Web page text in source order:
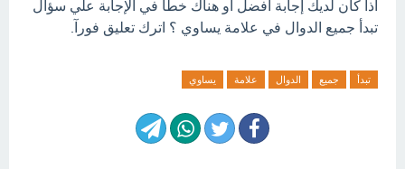
اذا كان لديك إجابة افضل او هناك خطأ في الإجابة علي سؤال
تبدأ جميع الدوال في علامة يساوي ؟ اترك تعليق فورآ.
تبدأ جميع الدوال علامة يساوي